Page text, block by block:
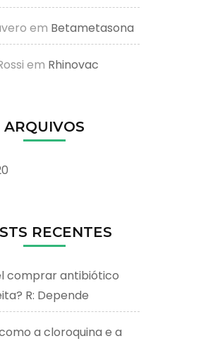
em Betametasona
em Rhinovac
ARQUIVOS
RECENTES
comprar antibiótico
R: Depende
a cloroquina e a